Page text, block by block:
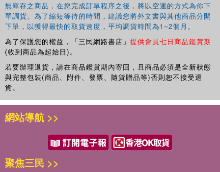
無庫存之商品，在您完成訂單程序之後，將以空運的方式為你下
單調貨。為了縮短等待的時間，建議您將外文書與其他商品分開
下單，以獲得最快的取貨速度，平均調貨時間為1~2個月。
為了保護您的權益，「三民網路書店」 提供會員七日商品鑑賞期
(收到商品為起始日)。
若要辦理退貨，請在商品鑑賞期內寄回，且商品必須是全新狀態
與完整包裝(商品、附件、發票、隨貨贈品等)否則恕不接受退
貨。
網站導航 >>
聚焦三民 >>